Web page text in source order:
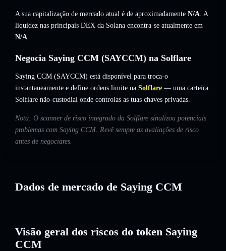
A sua capitalização de mercado atual é de aproximadamente N/A. A
liquidez nas principais DEX da Solana encontra-se atualmente em
N/A.
Negocia Saying CCM (SAYCCM) na Solflare
Saying CCM (SAYCCM) está disponível para troca-o
instantaneamente e define ordens limite na Solflare — uma carteira
Solflare não-custodial onde controlas as tuas chaves privadas.
Nota: O scanner de risco integrado da Solflare sinalizou potenciais
problemas com Saying CCM. Revê sempre as avaliações de risco
antes de negociares.
Dados de mercado de Saying CCM
Visão geral dos riscos do token Saying
CCM